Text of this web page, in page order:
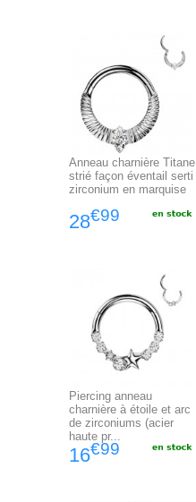
Anneau charnière Titane
strié façon éventail serti
zirconium en marquise
28€99
Piercing anneau
charnière à étoile et arc
de zirconiums (acier
haute pr...
16€99